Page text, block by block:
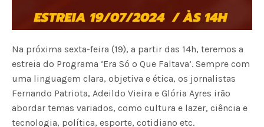
Na próxima sexta-feira (19), a partir das 14h, teremos a
estreia do Programa ‘Era Só o Que Faltava’. Sempre com
uma linguagem clara, objetiva e ética, os jornalistas
Fernando Patriota, Adeildo Vieira e Glória Ayres irão
abordar temas variados, como cultura e lazer, ciência e
tecnologia, política, esporte, cotidiano etc.